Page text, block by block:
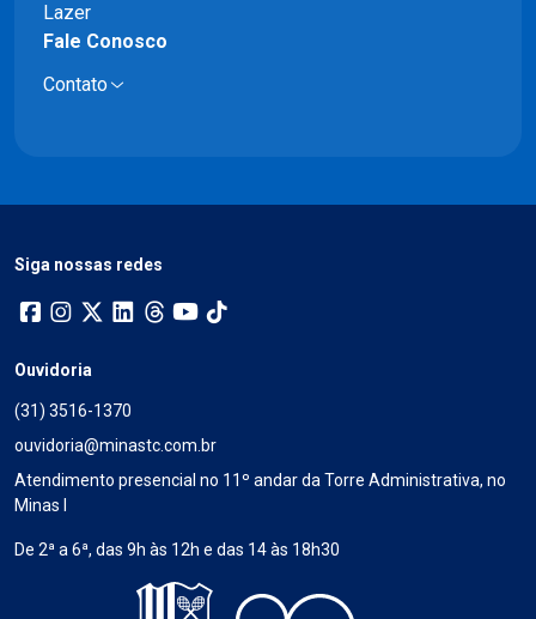
Lazer
Fale Conosco
Contato
Siga nossas redes
Ouvidoria
(31) 3516-1370
ouvidoria@minastc.com.br
Atendimento presencial no 11º andar da Torre Administrativa, no
Minas I
De 2ª a 6ª, das 9h às 12h e das 14 às 18h30